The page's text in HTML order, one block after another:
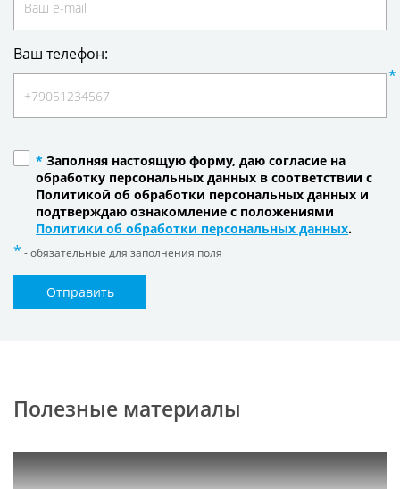
Ваш телефон:
* Заполняя настоящую форму, даю согласие на
обработку персональных данных в соответствии с
Политикой об обработки персональных данных и
подтверждаю ознакомление с положениями
Политики об обработки персональных данных.
- обязательные для заполнения поля
Отправить
Полезные материалы